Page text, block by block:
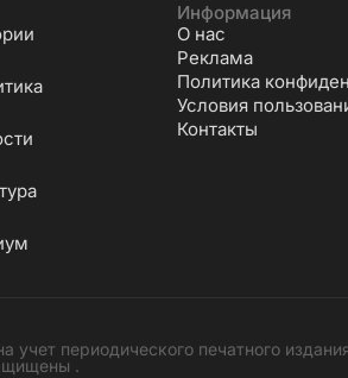
Информация
О нас
Реклама
Политика
Условия
Контакты
учет периодического печатного
.